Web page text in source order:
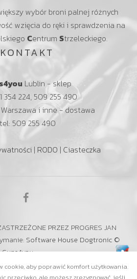
wybór broni palnej różnych
wzięcia do ręki i sprawdzenia na
Centrum Strzeleckiego.
KONTAKT
Lublin - sklep
354 224, 509 255 490
Warszawa i inne - dostawa
tel: 509 255 490
| RODO | Ciasteczka
PRZEZ PROGRES JAN
Software House Dogtronic ©
Guns4you
cookie, aby poprawić komfort użytkowania.